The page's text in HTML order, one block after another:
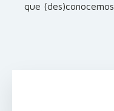
que (des)conocemos.